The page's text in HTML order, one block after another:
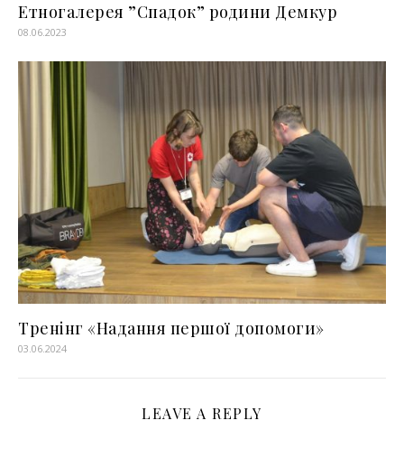
Етногалерея ”Спадок” родини Демкур
08.06.2023
Тренінг «Надання першої допомоги»
03.06.2024
LEAVE A REPLY